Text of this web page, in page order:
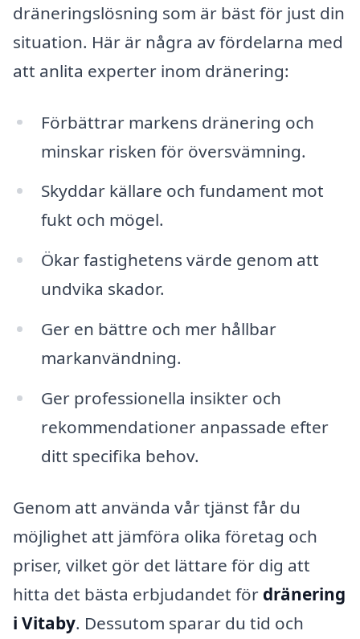
dräneringslösning som är bäst för just din
situation. Här är några av fördelarna med
att anlita experter inom dränering:
Förbättrar markens dränering och
minskar risken för översvämning.
Skyddar källare och fundament mot
fukt och mögel.
Ökar fastighetens värde genom att
undvika skador.
Ger en bättre och mer hållbar
markanvändning.
Ger professionella insikter och
rekommendationer anpassade efter
ditt specifika behov.
Genom att använda vår tjänst får du
möjlighet att jämföra olika företag och
priser, vilket gör det lättare för dig att
hitta det bästa erbjudandet för dränering
i Vitaby. Dessutom sparar du tid och